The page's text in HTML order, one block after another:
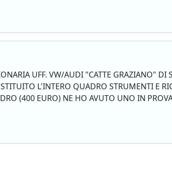
UFF. VW/AUDI "CATTE GRAZIANO"
L'INTERO QUADRO STRUMENTI E
(400 EURO) NE HO AVUTO UNO IN